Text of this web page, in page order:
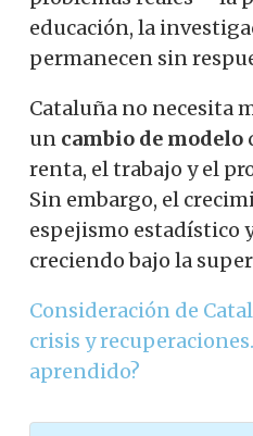
educación, la
permanecen sin
Cataluña no necesita
un cambio de modelo
renta, el trabajo y el
Sin embargo, el
espejismo estadístico
creciendo bajo la
Consideración de
crisis y
aprendido?